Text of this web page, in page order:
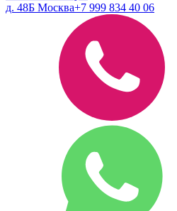
д. 48Б Москва+7 999 834 40 06